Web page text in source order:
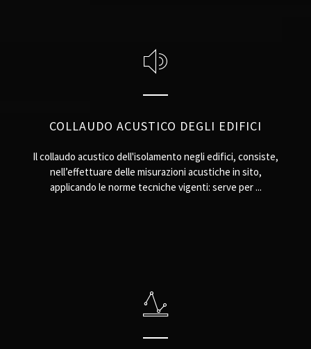
COLLAUDO ACUSTICO DEGLI EDIFICI
Il collaudo acustico dell'isolamento negli edifici, consiste,
nell’effettuare delle misurazioni acustiche in sito,
applicando le norme tecniche vigenti: serve per ...